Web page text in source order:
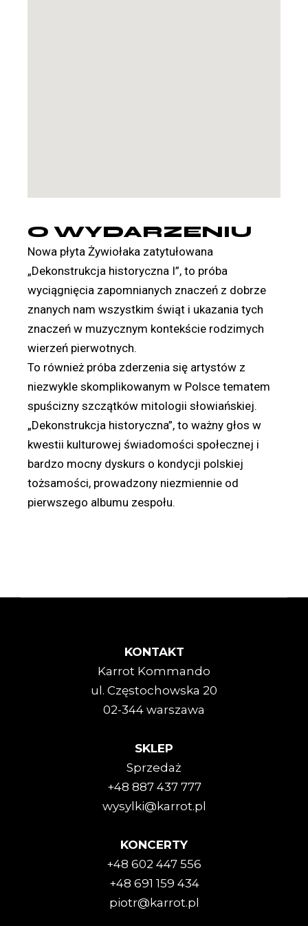
O WYDARZENIU
Nowa płytaŻywiołaka zatytułowana
„Dekonstrukcja historyczna I”, to próba
wyciągnięcia zapomnianych znaczeń z dobrze
znanych nam wszystkim świąt i ukazania tych
znaczeń w muzycznym kontekście rodzimych
wierzeń pierwotnych.
To również próba zderzenia się artystów z
niezwykle skomplikowanym w Polsce tematem
spuścizny szczątków mitologii słowiańskiej.
„Dekonstrukcja historyczna”, to ważny głos w
kwestii kulturowej świadomości społecznej i
bardzo mocny dyskurs o kondycji polskiej
tożsamości, prowadzony niezmiennie od
pierwszego albumu zespołu.
KONTAKT
Karrot Kommando
ul. Częstochowska 20
02-344 warszawa
SKLEP
Sprzedaż
+48 887 437 777
wysylki@karrot.pl
KONCERTY
+48 602 447 556
+48 691 159 434
piotr@karrot.pl